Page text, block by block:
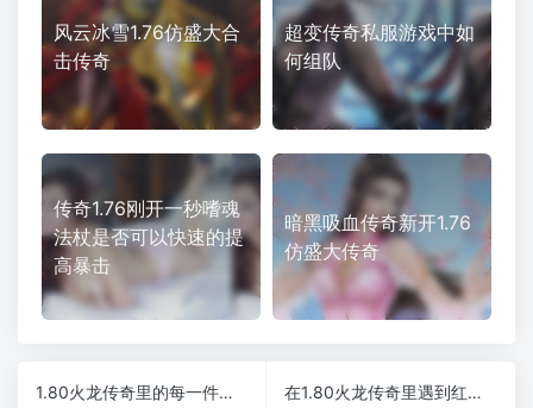
风云冰雪1.76仿盛大合
击传奇
超变传奇私服游戏中如
何组队
传奇1.76刚开一秒嗜魂
法杖是否可以快速的提
高暴击
暗黑吸血传奇新开1.76
仿盛大传奇
1.80火龙传奇里的每一件武器都需要修复吗
在1.80火龙传奇里遇到红名玩家应该怎么办